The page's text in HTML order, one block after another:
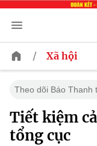
/ Xã hội
Theo dõi Báo Thanh
Tiết kiệm
tổng cục